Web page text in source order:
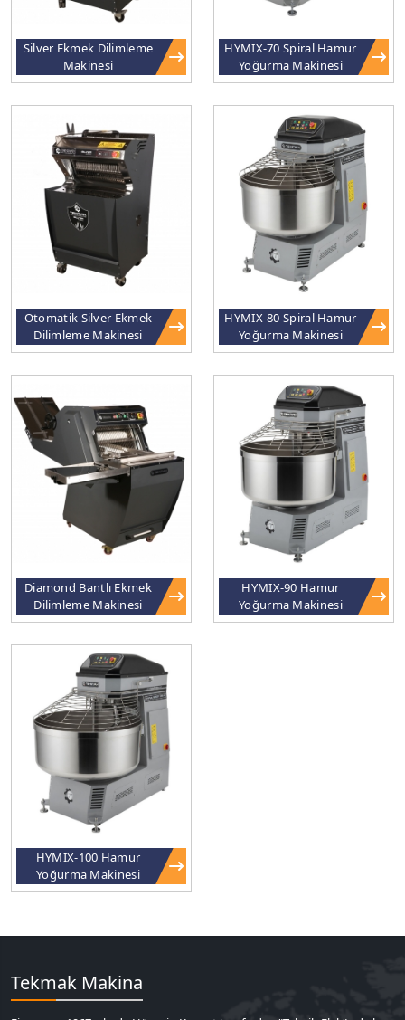
Silver Ekmek Dilimleme
Makinesi
HYMIX-70 Spiral Hamur
Yoğurma Makinesi
Otomatik Silver Ekmek
Dilimleme Makinesi
HYMIX-80 Spiral Hamur
Yoğurma Makinesi
Diamond Bantlı Ekmek
Dilimleme Makinesi
HYMIX-90 Hamur
Yoğurma Makinesi
HYMIX-100 Hamur
Yoğurma Makinesi
Tekmak Makina